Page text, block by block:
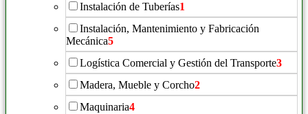
Instalación de Tuberías1
Instalación, Mantenimiento y Fabricación
Mecánica5
Logística Comercial y Gestión del Transporte3
Madera, Mueble y Corcho2
Maquinaria4